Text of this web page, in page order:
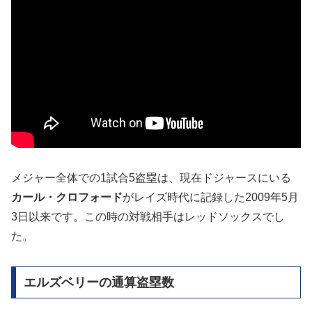
メジャー全体での1試合5盗塁は、現在ドジャースにいる
カール・クロフォードがレイズ時代に記録した2009年5月
3日以来です。この時の対戦相手はレッドソックスでし
た。
エルズベリーの通算盗塁数